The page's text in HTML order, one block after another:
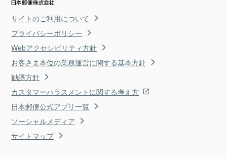
サイトのご利用について
プライバシーポリシー
Webアクセシビリティ方針
お客さま本位の業務運営に関する基本方針
勧誘方針
カスタマーハラスメントに関する考え方
日本郵便公式アプリ一覧
ソーシャルメディア
サイトマップ